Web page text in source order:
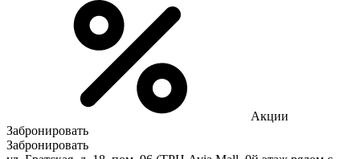
Акции
Забронировать
Забронировать